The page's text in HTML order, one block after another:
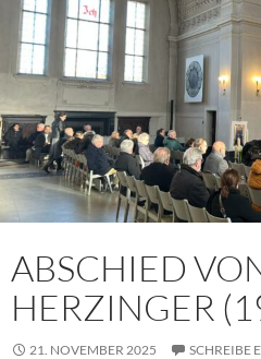
ABSCHIED
HERZINGER
21. NOVEMBER 2025 SCHREIBE